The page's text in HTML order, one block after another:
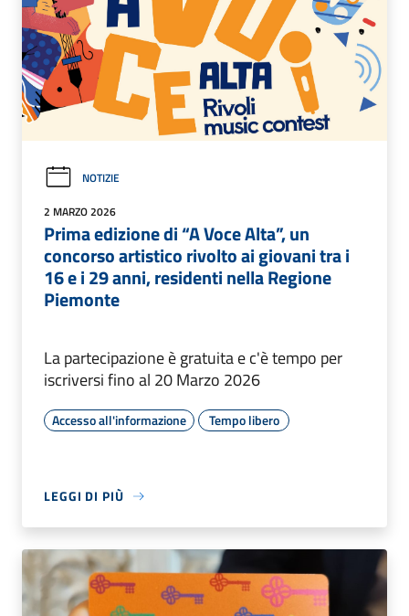
NOTIZIE
2 MARZO 2026
Prima edizione di “A Voce Alta”, un
concorso artistico rivolto ai giovani tra i
16 e i 29 anni, residenti nella Regione
Piemonte
La partecipazione è gratuita e c'è tempo per
iscriversi fino al 20 Marzo 2026
Accesso all'informazione Tempo libero
LEGGI DI PIÙ